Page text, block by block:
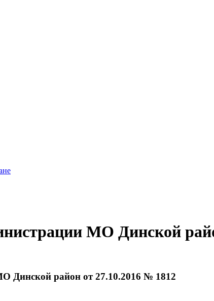
МО Динской
Динской район от 27.10.2016 № 1812